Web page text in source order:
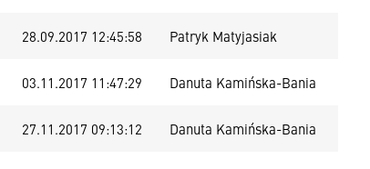
28.09.2017 12:45:58 Patryk Matyjasiak
03.11.2017 11:47:29 Danuta Kamińska-Bania
27.11.2017 09:13:12 Danuta Kamińska-Bania